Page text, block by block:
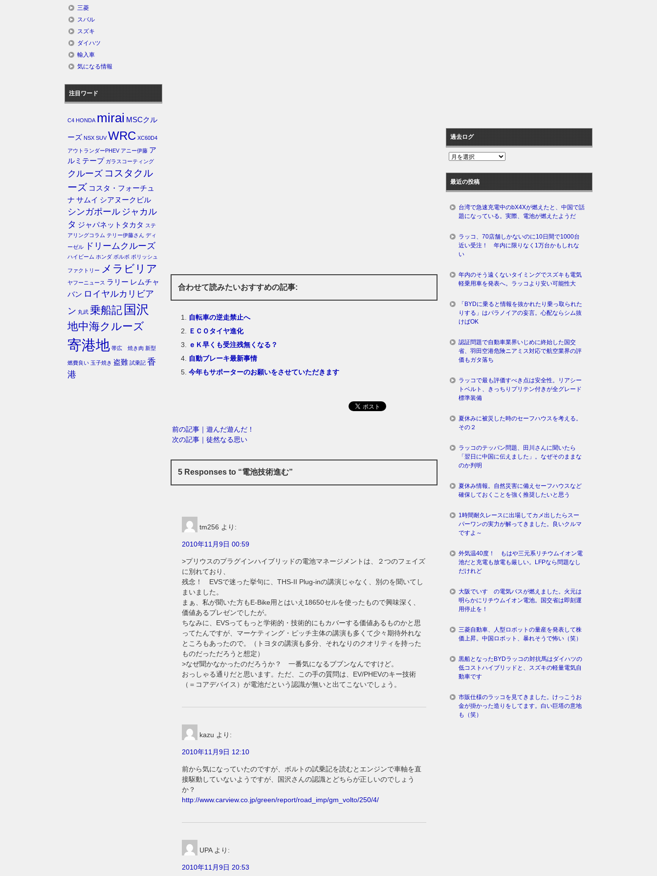
合わせて読みたいおすすめの記事:
自転車の逆走禁止へ
ＥＣＯタイヤ進化
ｅＫ早くも受注残無くなる？
自動ブレーキ最新事情
今年もサポーターのお願いをさせていただきます
前の記事｜遊んだ遊んだ！
次の記事｜徒然なる思い
5 Responses to “電池技術進む”
tm256 より:
2010年11月9日 00:59
>プリウスのプラグインハイブリッドの電池マネージメントは、２つのフェイズ
に別れており、
残念！ EVSで迷った挙句に、THS-II Plug-inの講演じゃなく、別のを聞いてし
まいました。
まぁ、私が聞いた方もE-Bike用とはいえ18650セルを使ったもので興味深く、
価値あるプレゼンでしたが。
ちなみに、EVSってもっと学術的・技術的にもカバーする価値あるものかと思
ってたんですが、マーケティング・ピッチ主体の講演も多くて少々期待外れな
ところもあったので。（トヨタの講演も多分、それなりのクオリティを持った
ものだっただろうと想定）
>なぜ聞かなかったのだろうか？ 一番気になるブブンなんですけど。
おっしゃる通りだと思います。ただ、この手の質問は、EV/PHEVのキー技術
（＝コアデバイス）が電池だという認識が無いと出てこないでしょう。
kazu より:
2010年11月9日 12:10
前から気になっていたのですが、ボルトの試乗記を読むとエンジンで車軸を直
接駆動していないようですが、国沢さんの認識とどちらが正しいのでしょう
か？
http://www.carview.co.jp/green/report/road_imp/gm_volto/250/4/
UPA より:
2010年11月9日 20:53
三菱
スバル
スズキ
ダイハツ
輸入車
気になる情報
注目ワード
C4 HONDA mirai MSCクル
ーズ NSX SUV WRC XC60D4
アウトランダーPHEV アニー伊藤 ア
ルミテープ ガラスコーティング
クルーズ コスタクル
ーズ コスタ・フォーチュ
ナ サムイ シアヌークビル
シンガポール ジャカル
タ ジャパネットタカタ ステ
アリングコラム テリー伊藤さん ディ
ーゼル
ドリームクルーズ
ハイビーム ホンダ ボルボ ポリッシュ
ファクトリー メラビリア
ヤフーニュース ラリー レムチャ
バン ロイヤルカリビア
ン 丸武 乗船記 国沢
地中海クルーズ
寄港地 帯広 焼き肉 新型
燃費良い 玉子焼き 盗難 試乗記 香
港
過去ログ
過
ロ
グ
最近の投稿
台湾で急速充電中のbX4Xが燃えたと、中国で話
題になっている。実際、電池が燃えたようだ
ラッコ、70店舗しかないのに10日間で1000台
近い受注！ 年内に限りなく1万台かもしれな
い
年内のそう遠くないタイミングでスズキも電気
軽乗用車を発表へ。ラッコより安い可能性大
「BYDに乗ると情報を抜かれたり乗っ取られた
りする」はパラノイアの妄言。心配ならシム抜
けばOK
認証問題で自動車業界いじめに終始した国交
省、羽田空港危険ニアミス対応で航空業界の評
価もガタ落ち
ラッコで最も評価すべき点は安全性。リアシー
トベルト、きっちりプリテン付きが全グレード
標準装備
夏休みに被災した時のセーフハウスを考える。
その２
ラッコのテッパン問題、田川さんに聞いたら
「翌日に中国に伝えました」。なぜそのままな
のか判明
夏休み情報。自然災害に備えセーフハウスなど
確保しておくことを強く推奨したいと思う
1時間耐久レースに出場してカメ出したらスー
パーワンの実力が解ってきました。良いクルマ
ですよ～
外気温40度！ もはや三元系リチウムイオン電
池だと充電も放電も厳しい。LFPなら問題なし
だけれど
大阪でいすゞの電気バスが燃えました。火元は
明らかにリチウムイオン電池。国交省は即刻運
用停止を！
三菱自動車、人型ロボットの量産を発表して株
価上昇。中国ロボット、暴れそうで怖い（笑）
黒船となったBYDラッコの対抗馬はダイハツの
低コストハイブリッドと、スズキの軽量電気自
動車です
市販仕様のラッコを見てきました。けっこうお
金が掛かった造りをしてます。白い巨塔の意地
も（笑）